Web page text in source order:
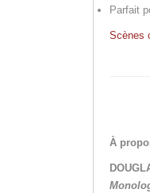
Parfait
Scènes
À